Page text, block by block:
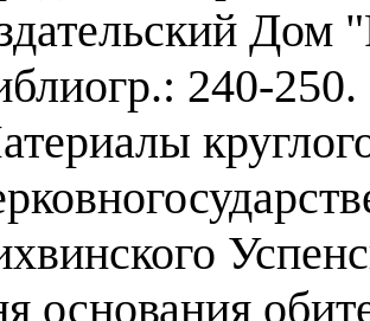
Дом
240-250.
основания